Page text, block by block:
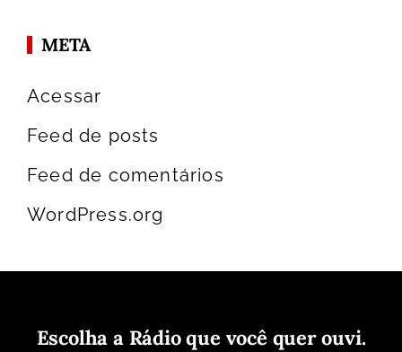
META
Acessar
Feed de posts
Feed de comentários
WordPress.org
Escolha a Rádio que você quer ouvi.